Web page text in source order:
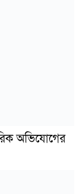
অভিযোগের